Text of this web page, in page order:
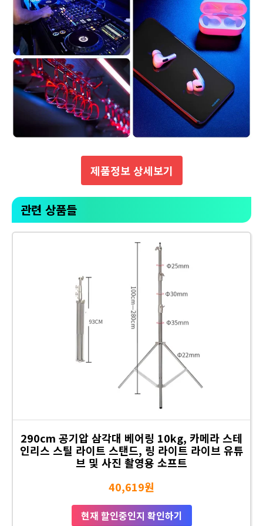
제품정보 상세보기
관련 상품들
290cm 공기압 삼각대 베어링 10kg, 카메라 스테
인리스 스틸 라이트 스탠드, 링 라이트 라이브 유튜
브 및 사진 촬영용 소프트
40,619원
현재 할인중인지 확인하기